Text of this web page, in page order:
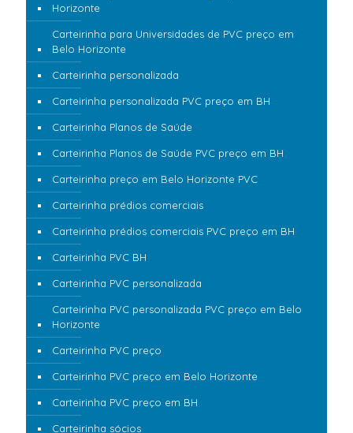
Horizonte
Carteirinha para Universidades de PVC preço em
Belo Horizonte
Carteirinha personalizada
Carteirinha personalizada PVC preço em BH
Carteirinha Planos de Saúde
Carteirinha Planos de Saúde PVC preço em BH
Carteirinha preço em Belo Horizonte PVC
Carteirinha prédios comerciais
Carteirinha prédios comerciais PVC preço em BH
Carteirinha PVC BH
Carteirinha PVC personalizada
Carteirinha PVC personalizada PVC preço em Belo
Horizonte
Carteirinha PVC preço
Carteirinha PVC preço em Belo Horizonte
Carteirinha PVC preço em BH
Carteirinha sócios